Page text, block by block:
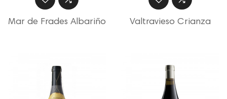
Mar de Frades Albariño Valtravieso Crianza